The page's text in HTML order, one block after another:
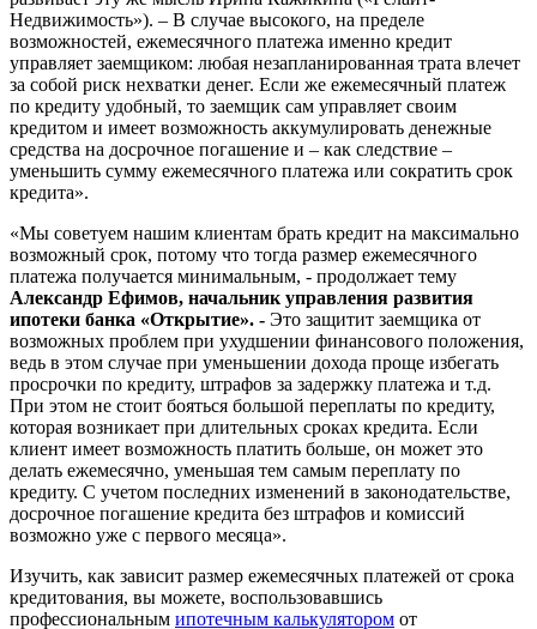
Недвижимость»). – В случае высокого, на пределе
возможностей, ежемесячного платежа именно кредит
управляет заемщиком: любая незапланированная трата влечет
за собой риск нехватки денег. Если же ежемесячный платеж
по кредиту удобный, то заемщик сам управляет своим
кредитом и имеет возможность аккумулировать денежные
средства на досрочное погашение и – как следствие –
уменьшить сумму ежемесячного платежа или сократить срок
кредита».
«Мы советуем нашим клиентам брать кредит на максимально
возможный срок, потому что тогда размер ежемесячного
платежа получается минимальным, - продолжает тему
Александр Ефимов, начальник управления развития
ипотеки банка «Открытие». - Это защитит заемщика от
возможных проблем при ухудшении финансового положения,
ведь в этом случае при уменьшении дохода проще избегать
просрочки по кредиту, штрафов за задержку платежа и т.д.
При этом не стоит бояться большой переплаты по кредиту,
которая возникает при длительных сроках кредита. Если
клиент имеет возможность платить больше, он может это
делать ежемесячно, уменьшая тем самым переплату по
кредиту. С учетом последних изменений в законодательстве,
досрочное погашение кредита без штрафов и комиссий
возможно уже с первого месяца».
Изучить, как зависит размер ежемесячных платежей от срока
кредитования, вы можете, воспользовавшись
профессиональным ипотечным калькулятором от